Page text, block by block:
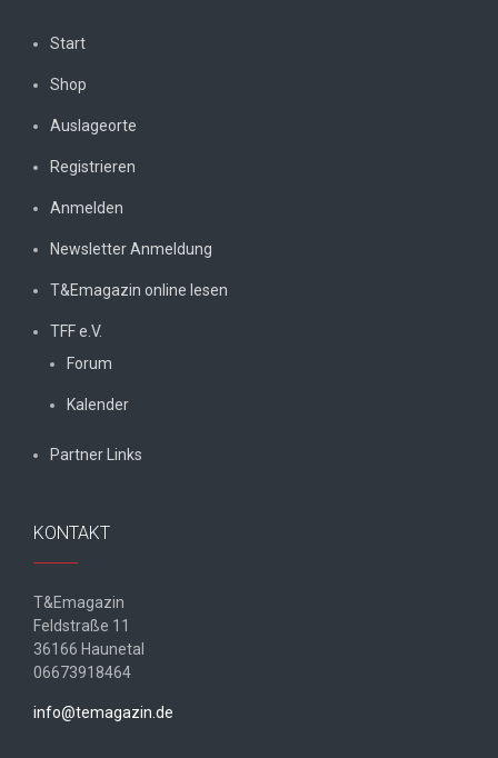
Start
Shop
Auslageorte
Registrieren
Anmelden
Newsletter Anmeldung
T&Emagazin online lesen
TFF e.V.
Forum
Kalender
Partner Links
KONTAKT
T&Emagazin
Feldstraße 11
36166 Haunetal
06673918464
info@temagazin.de